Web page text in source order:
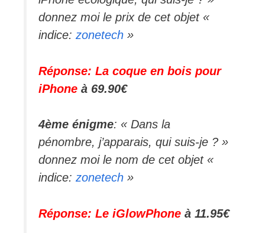
donnez moi le prix de cet objet «
indice: zonetech »
Réponse: La coque en bois pour
iPhone à 69.90€
4ème énigme: « Dans la
pénombre, j’apparais, qui suis-je ? »
donnez moi le nom de cet objet «
indice: zonetech »
Réponse: Le iGlowPhone à 11.95€